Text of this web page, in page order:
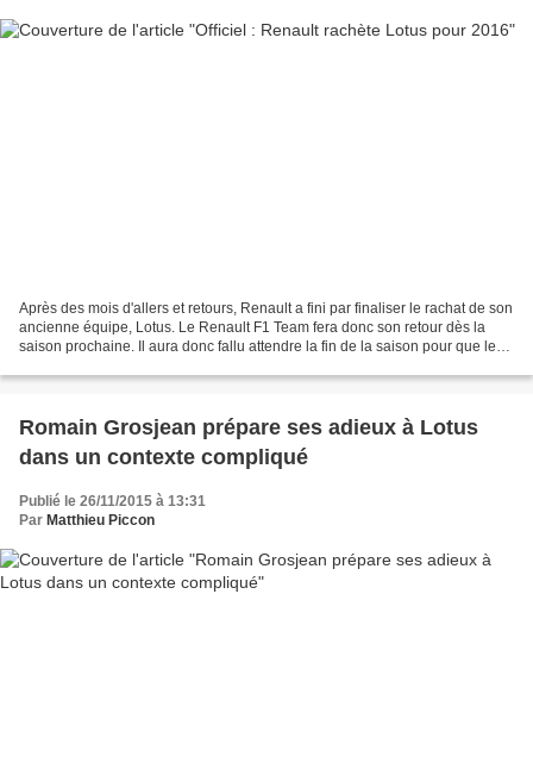
Après des mois d'allers et retours, Renault a fini par finaliser le rachat de son
ancienne équipe, Lotus. Le Renault F1 Team fera donc son retour dès la
saison prochaine. Il aura donc fallu attendre la fin de la saison pour que le
Romain Grosjean prépare ses adieux à Lotus
dans un contexte compliqué
Publié le 26/11/2015 à 13:31
Par Matthieu Piccon